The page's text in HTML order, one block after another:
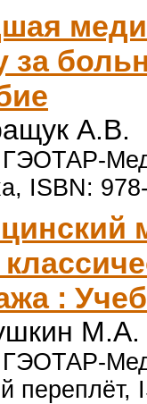
за
А.В.
ISBN:
:
М.А.
переплёт,